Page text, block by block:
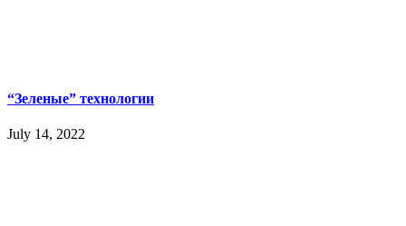
“Зеленые” технологии
July 14, 2022